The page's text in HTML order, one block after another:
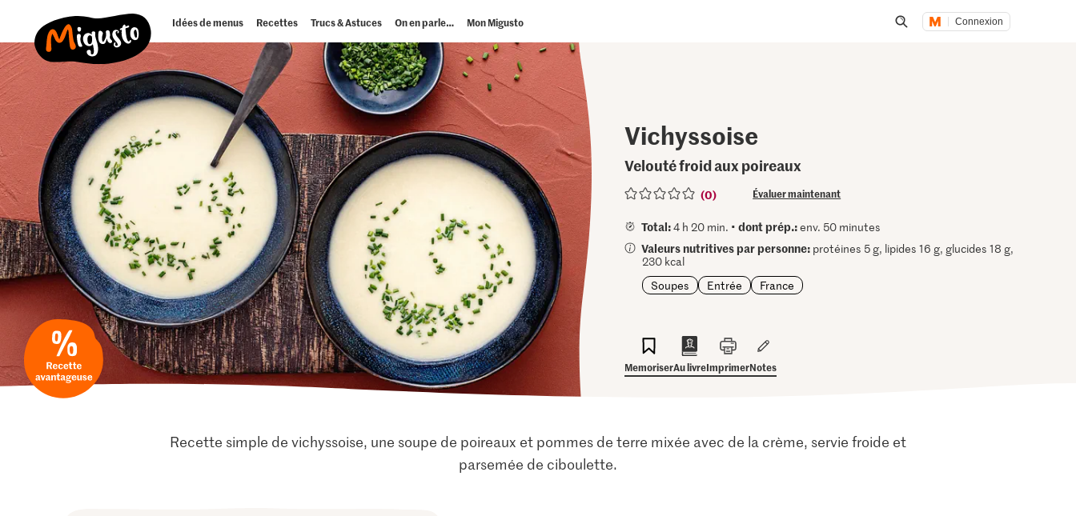
Idées de menus Recettes Trucs & Astuces On en parle… Mon Migusto Connexion
Vichyssoise
Velouté froid aux poireaux
(0) Évaluer maintenant
Total:4 h 20 min. •dont prép.:env. 50 minutes
Valeurs nutritives par personne: protéines 5 g, lipides 16 g, glucides 18 g,
230 kcal
Soupes
Entrée France
MemoriserAu livreImprimerNotes
Recette simple de vichyssoise, une soupe de poireaux et pommes de terre mixée avec de la crème, servie froide et
parsemée de ciboulette.